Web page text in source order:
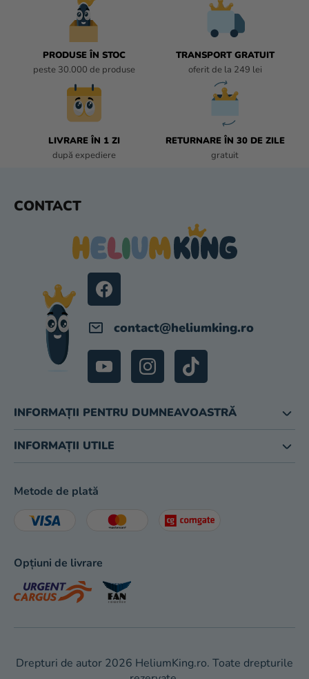
PRODUSE ÎN STOC
peste 30.000 de produse
TRANSPORT GRATUIT
oferit de la 249 lei
LIVRARE ÎN 1 ZI
după expediere
RETURNARE ÎN 30 DE ZILE
gratuit
CONTACT
contact@heliumking.ro
INFORMAȚII PENTRU DUMNEAVOASTRĂ
INFORMAȚII UTILE
Metode de plată
Opțiuni de livrare
Drepturi de autor 2026 HeliumKing.ro. Toate drepturile